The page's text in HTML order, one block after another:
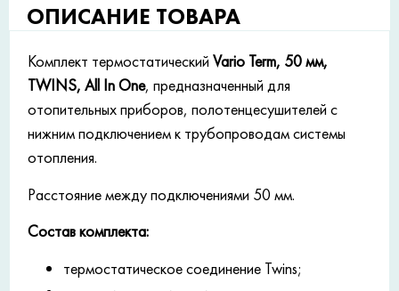
ОПИСАНИЕ ТОВАРА
Комплект термостатический Vario Term, 50 мм,
TWINS, All In One, предназначенный для
отопительных приборов, полотенцесушителей с
нижним подключением к трубопроводам системы
отопления.
Расстояние между подключениями 50 мм.
Состав комплекта:
термостатическое соединение Twins;